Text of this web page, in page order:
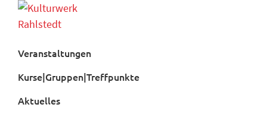
Hauptnavigation
Zum
Inhalt
Rahlstedt
Veranstaltungen
Kurse|Gruppen|Treffpunkte
Aktuelles